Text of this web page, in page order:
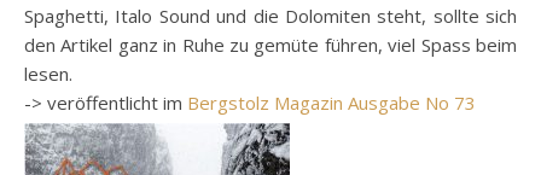
Spaghetti, Italo Sound und die Dolomiten steht, sollte sich
den Artikel ganz in Ruhe zu gemüte führen, viel Spass beim
lesen.
-> veröffentlicht im Bergstolz Magazin Ausgabe No 73